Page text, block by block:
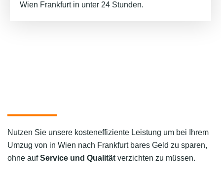
Wien Frankfurt in unter 24 Stunden.
Nutzen Sie unsere kosteneffiziente Leistung um bei Ihrem
Umzug von in Wien nach Frankfurt bares Geld zu sparen,
ohne aufService und Qualität verzichten zu müssen.